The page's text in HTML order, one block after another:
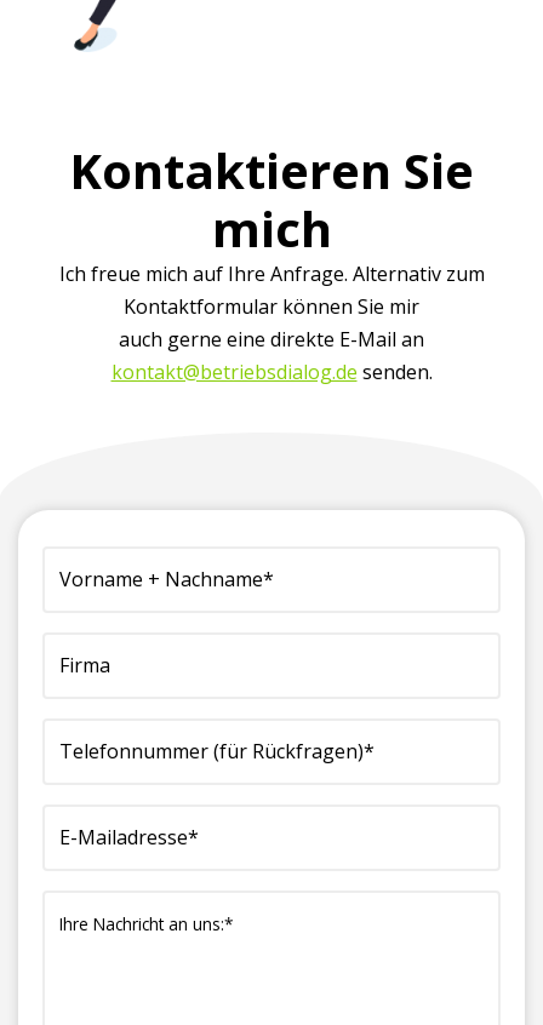
Kontaktieren Sie
mich
Ich freue mich auf Ihre Anfrage. Alternativ zum
Kontaktformular können Sie mir
auch gerne eine direkte E-Mail an
kontakt@betriebsdialog.de senden.
Vorname
Nachname*
Firma
Telefonnummer
Rückfragen)*
E-
(erforderlich)
Ihre
(erforderlich)
(erforderlich)